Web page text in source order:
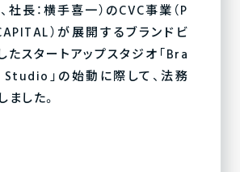
長：横手喜一）のCVC事業（P
）が展開するブランドビ
たスタートアップスタジオ「Bra
」の始動に際して、法務
した。